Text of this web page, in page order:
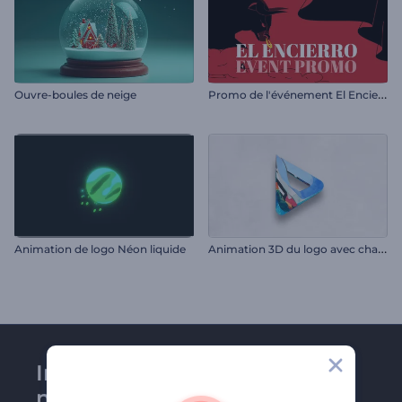
Ouvre-boules de neige P
romo de l'événement El Encierro
Animation de logo Néon liquide A
nimation 3D du logo avec changement de texture
Inscrivez-vous à la